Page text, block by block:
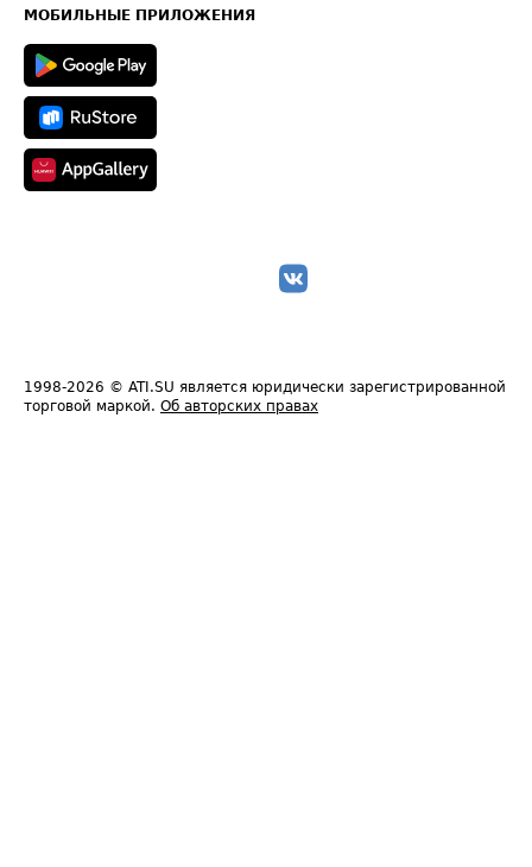
Техническая информация
МОБИЛЬНЫЕ ПРИЛОЖЕНИЯ
1998-2026 © ATI.SU является юридически зарегистрированной
торговой маркой. Об авторских правах